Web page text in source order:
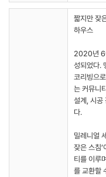
짧지만 잦
하우스
2020년 6
성되었다.
코리빙으
는 커뮤니
설계, 시공
다.
밀레니얼
잦은 스침
티를 이루
를 교환할